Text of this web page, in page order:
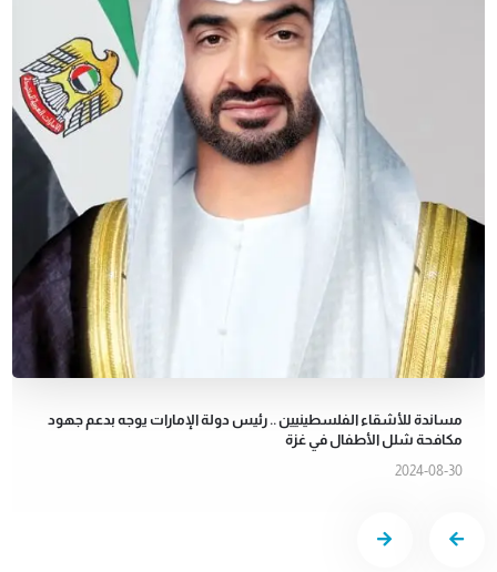
مساندة للأشقاء الفلسطينيين .. رئيس دولة الإمارات يوجه بدعم جهود
مكافحة شلل الأطفال في غزة
2024-08-30